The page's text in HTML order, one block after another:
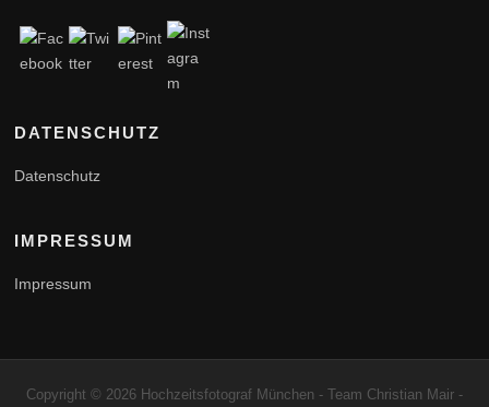
DATENSCHUTZ
Datenschutz
IMPRESSUM
Impressum
Copyright © 2026 Hochzeitsfotograf München - Team Christian Mair -